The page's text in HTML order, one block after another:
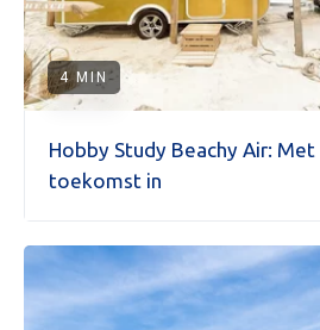
4 MIN
Hobby Study Beachy Air: Met
toekomst in